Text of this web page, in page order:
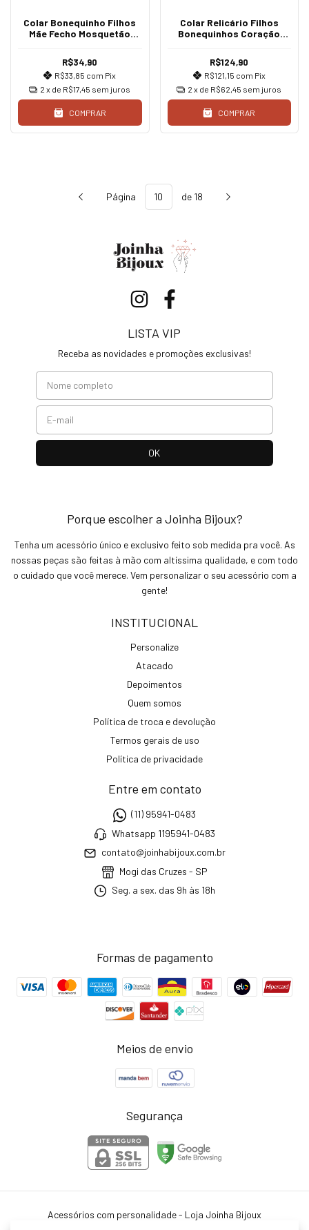
Colar Bonequinho Filhos
Mãe Fecho Mosquetão
R$34,90
R$33,85 com Pix
2 x de R$17,45 sem juros
COMPRAR
Colar Relicário Filhos
Bonequinhos Coração
R$124,90
R$121,15 com Pix
2 x de R$62,45 sem juros
COMPRAR
Página de 18
LISTA VIP
Receba as novidades e promoções exclusivas!
Porque escolher a Joinha Bijoux?
Tenha um acessório único e exclusivo feito sob medida pra você. As
nossas peças são feitas à mão com altíssima qualidade, e com todo
o cuidado que você merece. Vem personalizar o seu acessório com a
gente!
INSTITUCIONAL
Personalize
Atacado
Depoimentos
Quem somos
Política de troca e devolução
Termos gerais de uso
Política de privacidade
Entre em contato
(11) 95941-0483
Whatsapp 1195941-0483
contato@joinhabijoux.com.br
Mogi das Cruzes - SP
Seg. a sex. das 9h às 18h
Formas de pagamento
Meios de envio
Segurança
Acessórios com personalidade - Loja Joinha Bijoux